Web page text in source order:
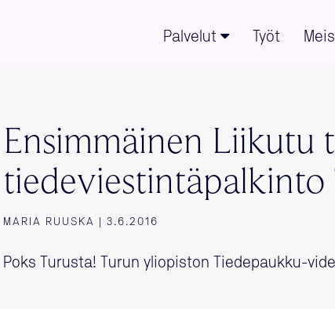
Palvelut Työt
Ensimmäinen Liikutu
tiedeviestintäpalkinto
MARIA RUUSKA | 3.6.2016
Poks Turusta! Turun yliopiston Tiedepaukku-